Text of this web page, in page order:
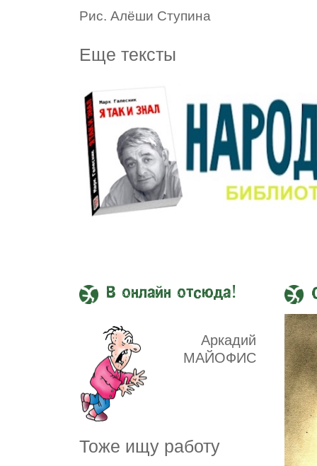
Рис. Алёши Ступина
Еще тексты
В онлайн отсюда!
Аркадий
МАЙОФИС
Тоже ищу работу